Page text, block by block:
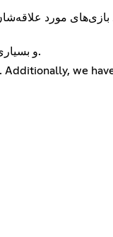
بازی‌های مورد
بازی‌هایی مانند Among Us، Minecraft، Roblox و بسیاری از بازی‌های دیگر در این سرور در دسترس خواهند بود.
we